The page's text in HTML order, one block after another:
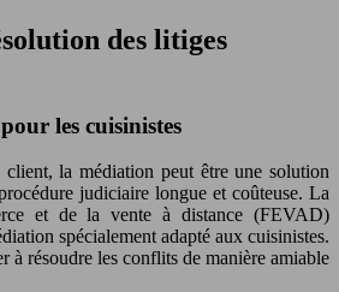
des litiges
les cuisinistes
la médiation peut être une solution
judiciaire longue et coûteuse. La
et de la vente à distance (FEVAD)
spécialement adapté aux cuisinistes.
à résoudre les conflits de manière amiable